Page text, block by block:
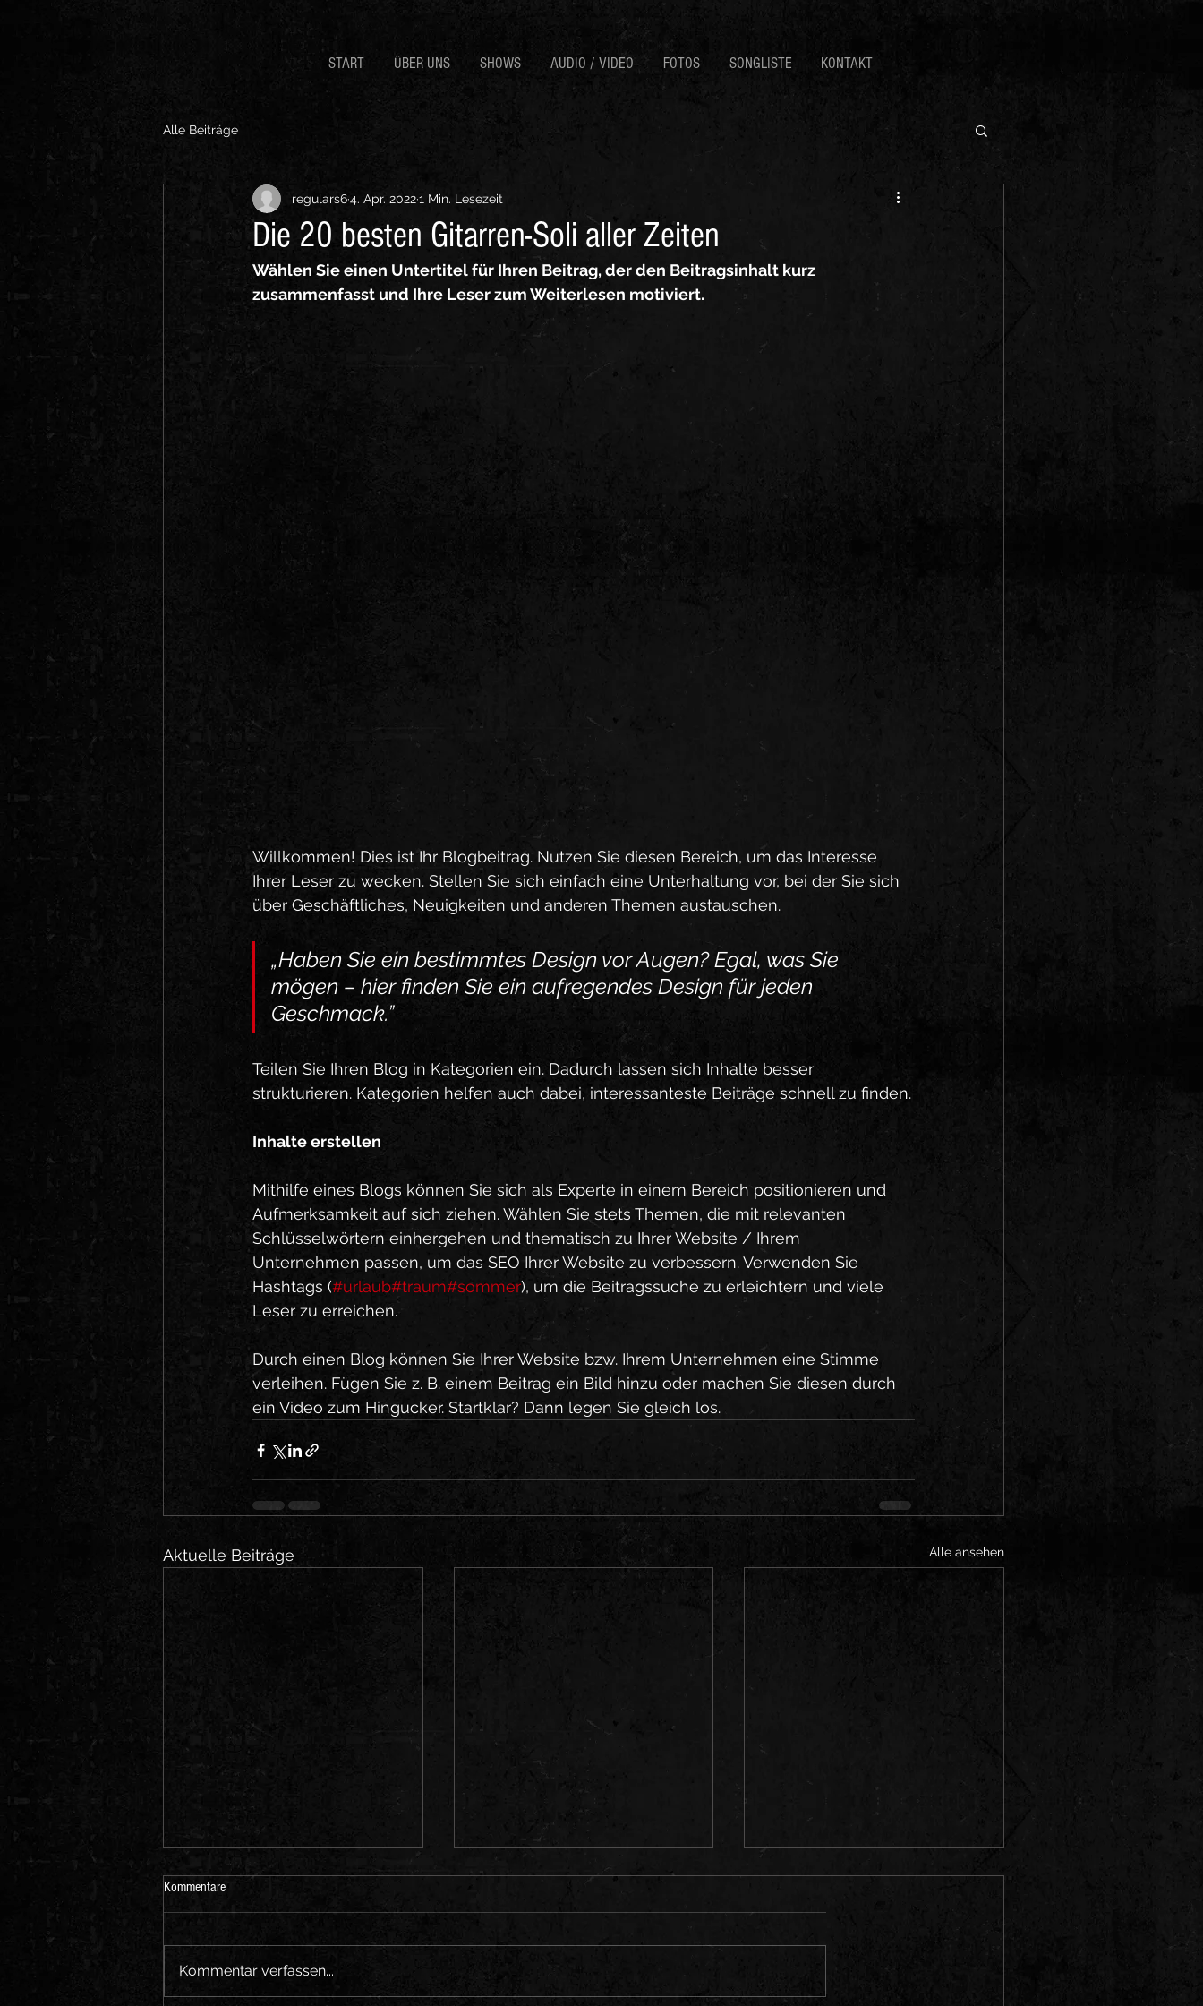
START ÜBER UNS SHOWS AUDIO / VIDEO FOTOS SONGLISTE KONTAKT
Alle Beiträge
Die 20 besten Gitarren-Soli aller Zeiten
regulars64. Apr. 20221 Min. Lesezeit
Wählen Sie einen Untertitel für Ihren Beitrag, der den Beitragsinhalt kurz
zusammenfasst und Ihre Leser zum Weiterlesen motiviert.
Willkommen! Dies ist Ihr Blogbeitrag. Nutzen Sie diesen Bereich, um das Interesse
Ihrer Leser zu wecken. Stellen Sie sich einfach eine Unterhaltung vor, bei der Sie sich
über Geschäftliches, Neuigkeiten und anderen Themen austauschen.
„Haben Sie ein bestimmtes Design vor Augen? Egal, was Sie
mögen – hier finden Sie ein aufregendes Design für jeden
Geschmack.”
Teilen Sie Ihren Blog in Kategorien ein. Dadurch lassen sich Inhalte besser
strukturieren. Kategorien helfen auch dabei, interessanteste Beiträge schnell zu finden.
Inhalte erstellen
Mithilfe eines Blogs können Sie sich als Experte in einem Bereich positionieren und
Aufmerksamkeit auf sich ziehen. Wählen Sie stets Themen, die mit relevanten
Schlüsselwörtern einhergehen und thematisch zu Ihrer Website / Ihrem
Unternehmen passen, um das SEO Ihrer Website zu verbessern. Verwenden Sie
Hashtags (#urlaub#traum#sommer), um die Beitragssuche zu erleichtern und viele
Leser zu erreichen.
Durch einen Blog können Sie Ihrer Website bzw. Ihrem Unternehmen eine Stimme
verleihen. Fügen Sie z. B. einem Beitrag ein Bild hinzu oder machen Sie diesen durch
ein Video zum Hingucker. Startklar? Dann legen Sie gleich los.
Aktuelle Beiträge Alle ansehen
Europatour-Daten 2018
Kommentare
Kommentar verfassen...